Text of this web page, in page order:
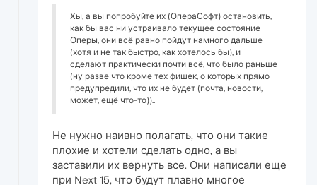
Хы, а вы попробуйте их (ОпераСофт) остановить,
как бы вас ни устраивало текущее состояние
Оперы, они всё равно пойдут намного дальше
(хотя и не так быстро, как хотелось бы), и
сделают практически почти всё, что было раньше
(ну разве что кроме тех фишек, о которых прямо
предупредили, что их не будет (почта, новости,
может, ещё что-то))..
Не нужно наивно полагать, что они такие
плохие и хотели сделать одно, а вы
заставили их вернуть все. Они написали еще
при Next 15, что будут плавно многое